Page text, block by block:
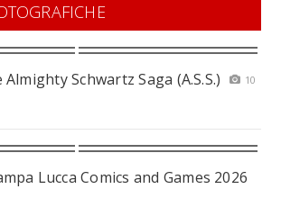
Schwartz Saga (A.S.S.)
10
Lucca Comics and Games 2026